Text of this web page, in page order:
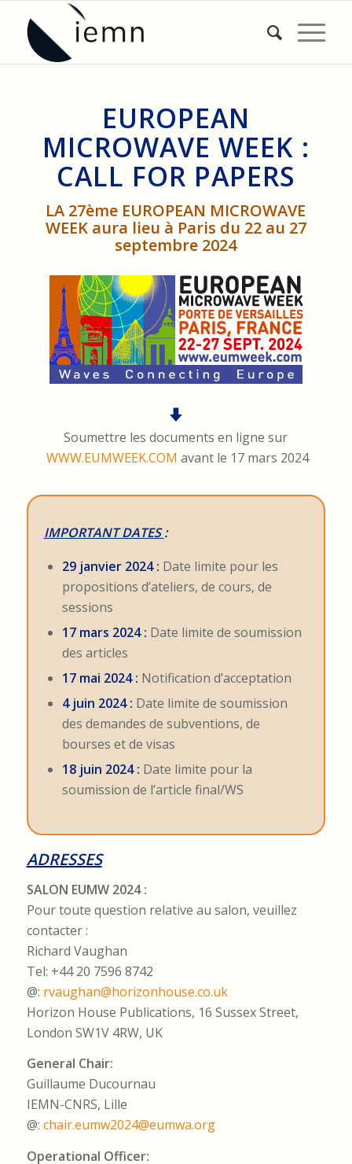
EUROPEAN
MICROWAVE WEEK :
CALL FOR PAPERS
LA 27ème EUROPEAN MICROWAVE
WEEK aura lieu à Paris du 22 au 27
septembre 2024
Soumettre les documents en ligne sur
WWW.EUMWEEK.COM avant le 17 mars 2024
IMPORTANT DATES:
29 janvier 2024 : Date limite pour les
propositions d’ateliers, de cours, de
sessions
17 mars 2024 : Date limite de soumission
des articles
17 mai 2024 : Notification d’acceptation
4 juin 2024 : Date limite de soumission
des demandes de subventions, de
bourses et de visas
18 juin 2024 : Date limite pour la
soumission de l’article final/WS
ADRESSES
SALON EUMW 2024 :
Pour toute question relative au salon, veuillez
contacter :
Richard Vaughan
Tel: +44 20 7596 8742
@: rvaughan@horizonhouse.co.uk
Horizon House Publications, 16 Sussex Street,
London SW1V 4RW, UK
General Chair:
Guillaume Ducournau
IEMN-CNRS, Lille
@: chair.eumw2024@eumwa.org
Operational Officer: